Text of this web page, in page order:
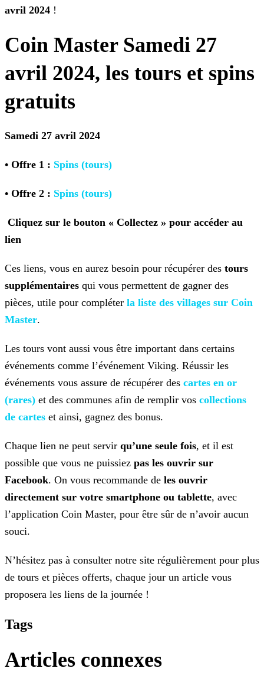
avril 2024 !
Coin Master Samedi 27
avril 2024, les tours et spins
gratuits
Samedi 27 avril 2024
• Offre 1 : Spins (tours)
• Offre 2 : Spins (tours)
Cliquez sur le bouton « Collectez » pour accéder au
lien
Ces liens, vous en aurez besoin pour récupérer des tours
supplémentaires qui vous permettent de gagner des
pièces, utile pour compléter la liste des villages sur Coin
Master.
Les tours vont aussi vous être important dans certains
événements comme l’événement Viking. Réussir les
événements vous assure de récupérer des cartes en or
(rares) et des communes afin de remplir vos collections
de cartes et ainsi, gagnez des bonus.
Chaque lien ne peut servir qu’une seule fois, et il est
possible que vous ne puissiez pas les ouvrir sur
Facebook. On vous recommande de les ouvrir
directement sur votre smartphone ou tablette, avec
l’application Coin Master, pour être sûr de n’avoir aucun
souci.
N’hésitez pas à consulter notre site régulièrement pour plus
de tours et pièces offerts, chaque jour un article vous
proposera les liens de la journée !
Tags
Articles connexes